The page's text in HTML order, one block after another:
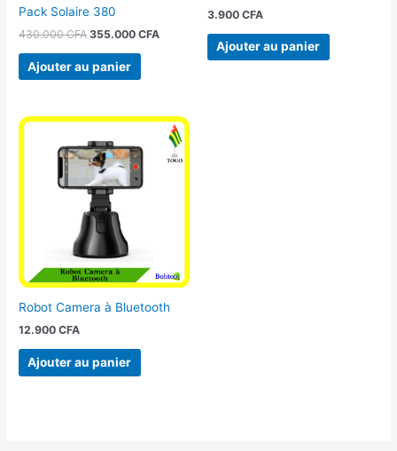
Pack Solaire 380
430.000CFA 355.000CFA
Ajouter au panier
3.900 CFA
Ajouter au panier
Robot Camera à Bluetooth
12.900CFA
Ajouter au panier